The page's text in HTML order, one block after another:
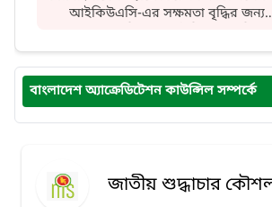
আইকিউএসি-এর সক্ষমতা বৃদ্ধির জন্য
বিভিন্ন বিশ্ববিদ্যালয়ের আইকিউএসি-
পরিচালক ও অতিরিক্ত পরিচালকবৃন্দ
বিএসি-এর প্রতিনিধি দলের গ্রিন
অব বাংলাদেশ (GUB) পরিদর্শন।
বাংলাদেশ অ্যাক্রেডিটেশন কাউন্সিল সম্পর্কে
জাতীয় শুদ্ধাচার